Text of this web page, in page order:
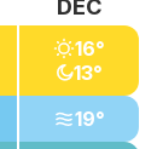
DEC
16°
13°
19°